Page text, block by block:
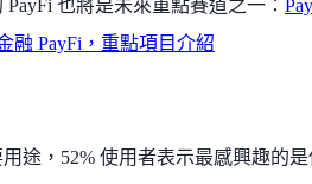
也將是未來重點賽道之一：
融 PayFi，重點項目介紹
途，52% 使用者表示最感興趣的是